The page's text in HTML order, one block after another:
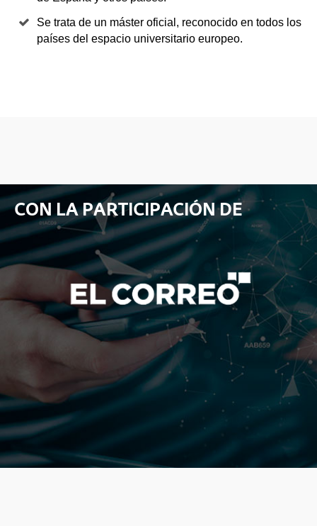
Se trata de un máster oficial, reconocido en todos los
países del espacio universitario europeo.
CON LA PARTICIPACIÓN DE